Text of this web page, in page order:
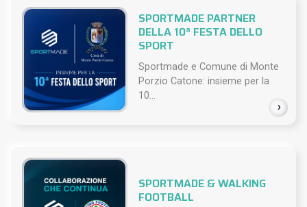
›
SPORTMADE PARTNER
DELLA 10ª FESTA DELLO
SPORT
Sportmade e Comune di Monte
Porzio Catone: insieme per la
10...
SPORTMADE & WALKING
FOOTBALL